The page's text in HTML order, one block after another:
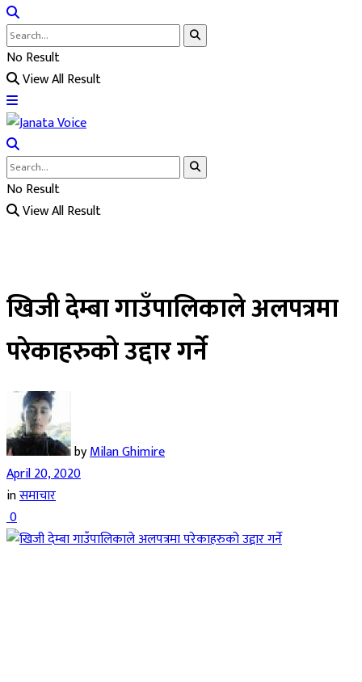
No Result
View All Result
No Result
View All Result
खिजी देम्बा गाउँपालिकाले अलपत्रमा
परेकाहरुको उद्दार गर्ने
byMilan Ghimire
April 20, 2020
inसमाचार
0